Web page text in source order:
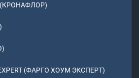
(КРОНАФЛОР)
EXPERT (ФАРГО ХОУМ ЭКСПЕРТ)